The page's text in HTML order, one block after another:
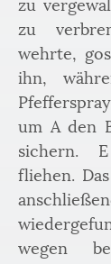
zu
wehrte,
ihn,
um A den
sichern.
fliehen.
wegen